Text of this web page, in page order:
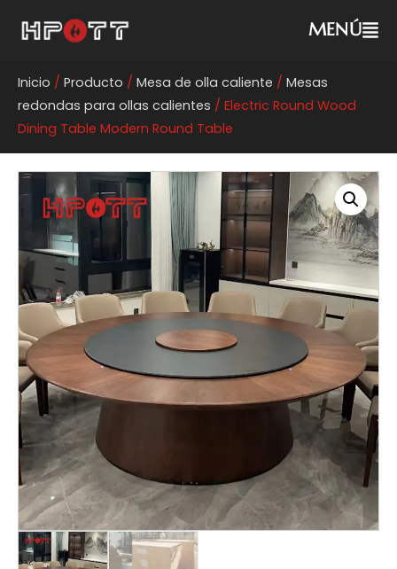
MENÚ
Inicio / Producto / Mesa de olla caliente / Mesas
redondas para ollas calientes / Electric Round Wood
Dining Table Modern Round Table